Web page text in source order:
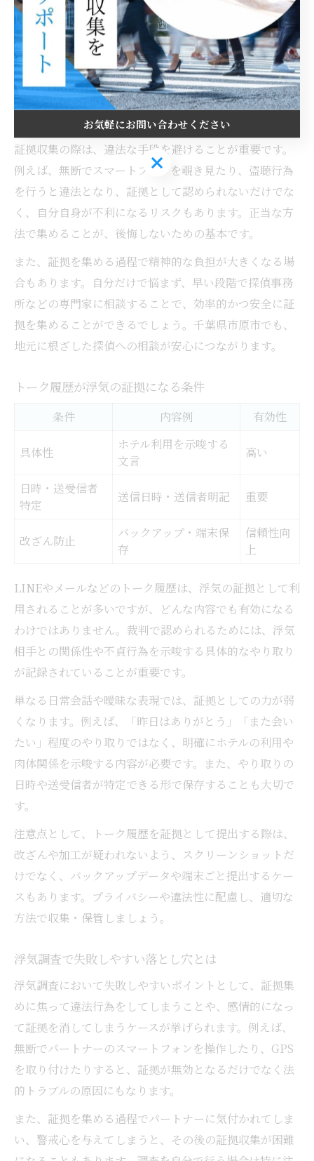
証拠収集を成功させるコツを徹底解説
浮気調査で証拠収集を成功させるには、感情に流されず
計画的に行動することが大切です。まず、どのような証
拠が必要かを明確にし、離婚や慰謝料請求に有利となる
証拠の条件を理解しましょう。証拠は一つだけでなく、
複数を組み合わせることで信憑性が高まります。
証拠収集の際は、違法な手段を避けることが重要です。
例えば、無断でスマートフォンを覗き見たり、盗聴行為
を行うと違法となり、証拠として認められないだけでな
く、自分自身が不利になるリスクもあります。正当な方
法で集めることが、後悔しないための基本です。
また、証拠を集める過程で精神的な負担が大きくなる場
合もあります。自分だけで悩まず、早い段階で探偵事務
所などの専門家に相談することで、効率的かつ安全に証
拠を集めることができるでしょう。千葉県市原市でも、
地元に根ざした探偵への相談が安心につながります。
トーク履歴が浮気の証拠になる条件
条件 内容例 有効性
具体性
ホテル利用を示唆する
文言
高い
日時・送受信者
特定
送信日時・送信者明記 重要
改ざん防止
バックアップ・端末保
存
信頼性向
上
LINEやメールなどのトーク履歴は、浮気の証拠として利
用されることが多いですが、どんな内容でも有効になる
わけではありません。裁判で認められるためには、浮気
相手との関係性や不貞行為を示唆する具体的なやり取り
が記録されていることが重要です。
単なる日常会話や曖昧な表現では、証拠としての力が弱
くなります。例えば、「昨日はありがとう」「また会い
たい」程度のやり取りではなく、明確にホテルの利用や
肉体関係を示唆する内容が必要です。また、やり取りの
日時や送受信者が特定できる形で保存することも大切で
す。
注意点として、トーク履歴を証拠として提出する際は、
改ざんや加工が疑われないよう、スクリーンショットだ
けでなく、バックアップデータや端末ごと提出するケー
スもあります。プライバシーや違法性に配慮し、適切な
方法で収集・保管しましょう。
浮気調査で失敗しやすい落とし穴とは
浮気調査において失敗しやすいポイントとして、証拠集
めに焦って違法行為をしてしまうことや、感情的になっ
て証拠を消してしまうケースが挙げられます。例えば、
無断でパートナーのスマートフォンを操作したり、GPS
を取り付けたりすると、証拠が無効となるだけでなく法
的トラブルの原因にもなります。
また、証拠を集める過程でパートナーに気付かれてしま
い、警戒心を与えてしまうと、その後の証拠収集が困難
お気軽にお問い合わせください
お気軽にお問い合わせください